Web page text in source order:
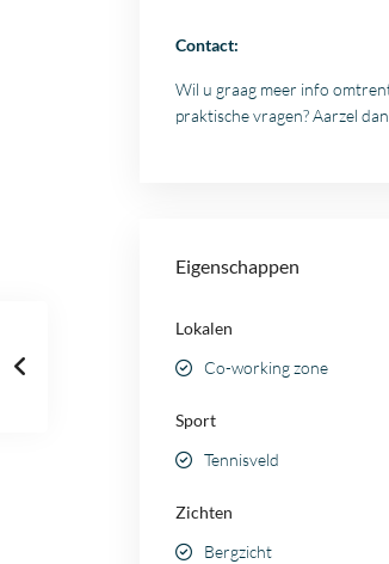
Contact:
Wil u graag meer info
praktische vragen? Aarzel
Eigenschappen
Lokalen
Co-working zone
Sport
Tennisveld
Zichten
Bergzicht